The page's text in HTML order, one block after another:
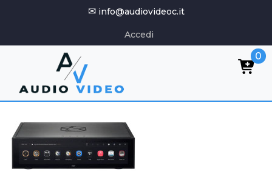
✉ info@audiovideoc.it
Accedi
0